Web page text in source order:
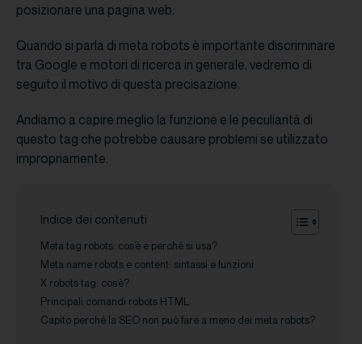
posizionare una pagina web.
Quando si parla di meta robots è importante discriminare
tra Google e motori di ricerca in generale, vedremo di
seguito il motivo di questa precisazione.
Andiamo a capire meglio la funzione e le peculiarità di
questo tag che potrebbe causare problemi se utilizzato
impropriamente.
Indice dei contenuti
Meta tag robots: cos’è e perché si usa?
Meta name robots e content: sintassi e funzioni
X robots tag: cos’è?
Principali comandi robots HTML
Capito perché la SEO non può fare a meno dei meta robots?